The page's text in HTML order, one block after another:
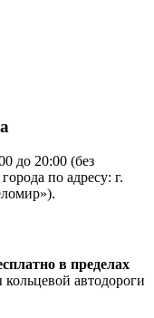
до 20:00 (без
по адресу: г.
в пределах
кольцевой автодороги